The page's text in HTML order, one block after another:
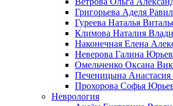
Григорьева Аделя
Гуреева Наталья
Климова Наталия
Наконечная Елена
Неверова Галина
Омельченко Оксана
Печеницына Анастасия
Прохорова Софья
Неврология